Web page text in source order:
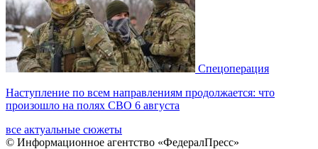
Спецоперация
Наступление по всем направлениям продолжается: что
произошло на полях СВО 6 августа
все актуальные сюжеты
© Информационное агентство «ФедералПресс»